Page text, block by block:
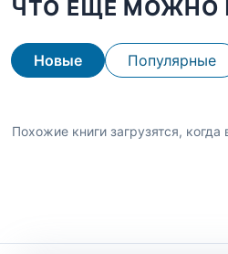
ЧТО ЕЩЕ МОЖНО
Новые Популярные
Похожие книги загрузятся,